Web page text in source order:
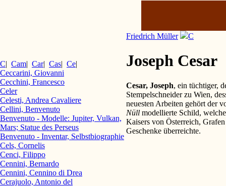
Friedrich Müller C
Joseph Cesar
Cesar, Joseph, ein tüchtiger,
Stempelschneider zu Wien,
neuesten Arbeiten gehört der
Nüll modellierte Schild,
Kaisers von Österreich,
Geschenke überreichte.
C| Cam| Car| Cas| Ce|
Ceccarini, Giovanni
Cecchini, Francesco
Celer
Celesti, Andrea Cavaliere
Cellini, Benvenuto
Benvenuto - Modelle: Jupiter, Vulkan,
Mars; Statue des Perseus
Benvenuto - Inventar, Selbstbiographie
Cels, Cornelis
Cenci, Filippo
Cennini, Bernardo
Cennini, Cennino di Drea
Cerajuolo, Antonio del